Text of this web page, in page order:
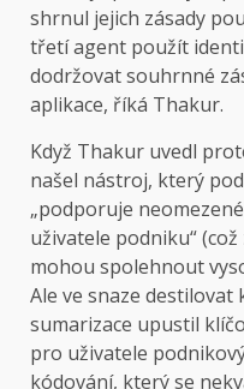
shrnul jejich zásady
třetí agent použít
dodržovat souhrnné
aplikace, říká Thakur.
Když Thakur uvedl
našel nástroj, který
„podporuje
uživatele podniku“
mohou spolehnout
Ale ve snaze
sumarizace upustil
pro uživatele
kódování, který se